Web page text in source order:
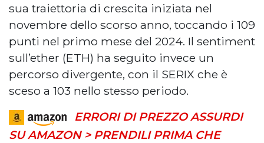
sua traiettoria di crescita iniziata nel
novembre dello scorso anno, toccando i 109
punti nel primo mese del 2024. Il sentiment
sull’ether (ETH) ha seguito invece un
percorso divergente, con il SERIX che è
sceso a 103 nello stesso periodo.
ERRORI DI PREZZO ASSURDI
SU AMAZON > PRENDILI PRIMA CHE